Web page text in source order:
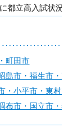
都立高入試状
町田市
島市・福生市
・小平市・東
布市・国立市